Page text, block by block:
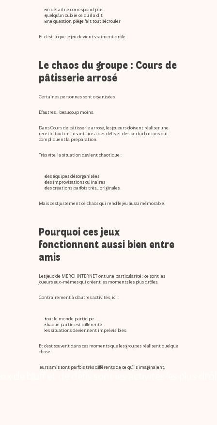
un détail ne correspond plus
quelqu’un oublie ce qu’il a dit
une question piège fait tout s’écrouler
Et c’est là que le jeu devient vraiment drôle.
Le chaos du groupe : Cours de
pâtisserie arrosé
Certaines personnes sont organisées.
D’autres… beaucoup moins.
Dans Cours de pâtisserie arrosé , les joueurs doivent réaliser une
recette tout en faisant face à des défis et des perturbations qui
compliquent la préparation.
Très vite, la situation devient chaotique :
des équipes désorganisées
des improvisations culinaires
des créations parfois très… originales.
Mais c’est justement ce chaos qui rend le jeu aussi mémorable.
Pourquoi ces jeux
fonctionnent aussi bien entre
amis
Les jeux de MERCI INTERNET ont une particularité : ce sont les
joueurs eux-mêmes qui créent les moments les plus drôles.
Contrairement à d’autres activités, ici :
tout le monde participe
chaque partie est différente
les situations deviennent imprévisibles.
Et c’est souvent dans ces moments que les groupes réalisent quelque
chose :
leurs amis sont parfois très différents de ce qu’ils imaginaient.